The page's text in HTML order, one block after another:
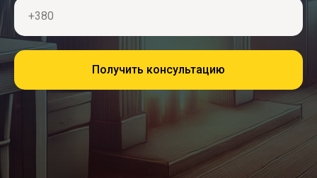
+380
Получить консультацию